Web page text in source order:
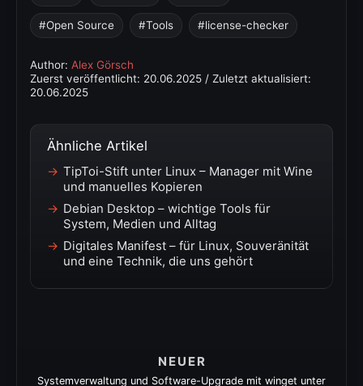
Open Source Tools license-checker
Author: Alex Görsch
Zuerst veröffentlicht: 20.06.2025 / Zuletzt aktualisiert:
20.06.2025
Ähnliche Artikel
TipToi-Stift unter Linux – Manager mit Wine
und manuelles Kopieren
Debian Desktop – wichtige Tools für
System, Medien und Alltag
Digitales Manifest – für Linux, Souveränität
und eine Technik, die uns gehört
NEUER
Systemverwaltung und Software-Upgrade mit winget unter